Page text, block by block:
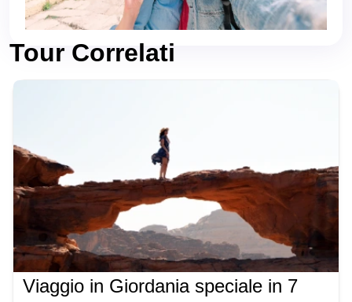
Tour Correlati
Viaggio in Giordania speciale in 7